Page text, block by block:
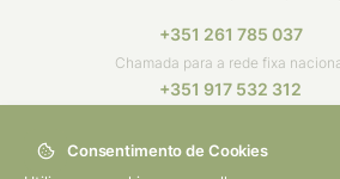
+351 261 785 037
Chamada para a rede fixa
+351 917 532 312
crli@grupolobo.pt
Consentimento de Cookies